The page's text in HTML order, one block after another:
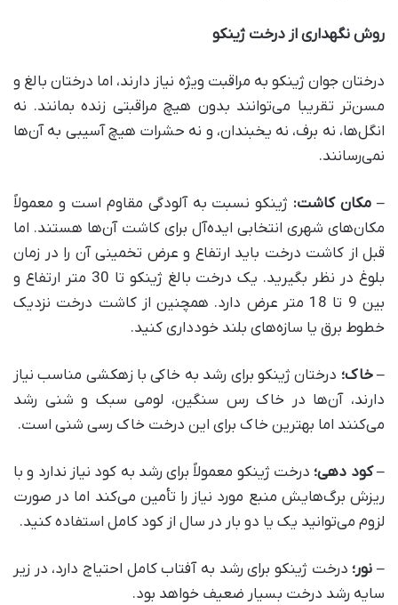
روش نگهداری از درخت ژینکو
درختان جوان ژینکو به مراقبت ویژه نیاز دارند، اما درختان بالغ و
مسن‌تر تقریبا می‌توانند بدون هیچ مراقبتی زنده بمانند. نه
انگل‌ها، نه برف، نه یخبندان، و نه حشرات هیچ آسیبی به آن‌ها
نمی‌رسانند.
– مکان کاشت: ژینکو نسبت به آلودگی مقاوم است و معمولاً
مکان‌های شهری انتخابی ایده‌آل برای کاشت آن‌ها هستند. اما
قبل از کاشت درخت باید ارتفاع و عرض تخمینی آن را در زمان
بلوغ در نظر بگیرید. یک درخت بالغ ژینکو تا 30 متر ارتفاع و
بین 9 تا 18 متر عرض دارد. همچنین از کاشت درخت نزدیک
خطوط برق یا سازه‌های بلند خودداری کنید.
–خاک؛ درختان ژینکو برای رشد به خاکی با زهکشی مناسب نیاز
دارند، آن‌ها در خاک رس سنگین، لومی سبک و شنی رشد
می‌کنند اما بهترین خاک برای این درخت خاک رسی شنی است.
–کود دهی؛ درخت ژینکو معمولاً برای رشد به کود نیاز ندارد و با
ریزش برگ‌هایش منبع مورد نیاز را تأمین می‌کند اما در صورت
لزوم می‌توانید یک یا دو بار در سال از کود کامل استفاده کنید.
– نور؛ درخت ژینکو برای رشد به آفتاب کامل احتیاج دارد، در زیر
سایه رشد درخت بسیار ضعیف خواهد بود.